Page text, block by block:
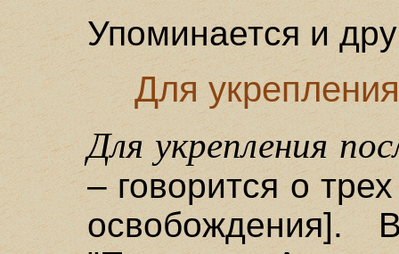
Упоминается и
Для
Для укрепления
– говорится о
освобождения].